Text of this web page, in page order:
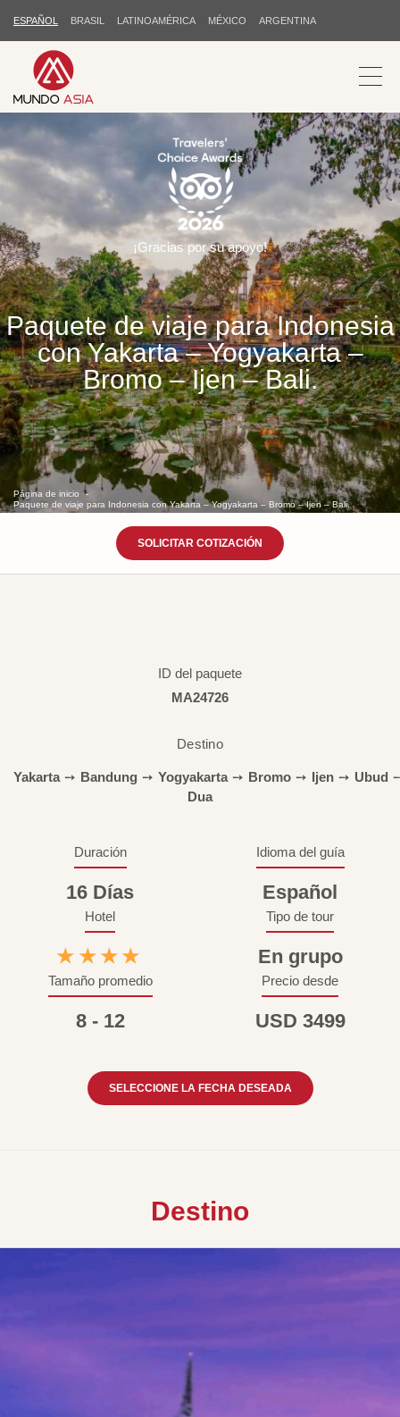
ESPAÑOL BRASIL LATINOAMÉRICA MÉXICO ARGENTINA
Paquete de viaje para Indonesia
con Yakarta – Yogyakarta –
Bromo – Ijen – Bali.
Página de inicio
Paquete de viaje para Indonesia con Yakarta – Yogyakarta – Bromo – Ijen – Bali.
¡Gracias por su apoyo!
SOLICITAR COTIZACIÓN
ID del paquete
MA24726
Destino
Yakarta ➙ Bandung ➙ Yogyakarta ➙ Bromo ➙ Ijen ➙ Ubud
Dua
Duración
16 Días
Idioma del guía
Español
Hotel
★★★★
Tipo de tour
En grupo
Tamaño promedio
8 - 12
Precio desde
USD 3499
SELECCIONE LA FECHA DESEADA
Destino